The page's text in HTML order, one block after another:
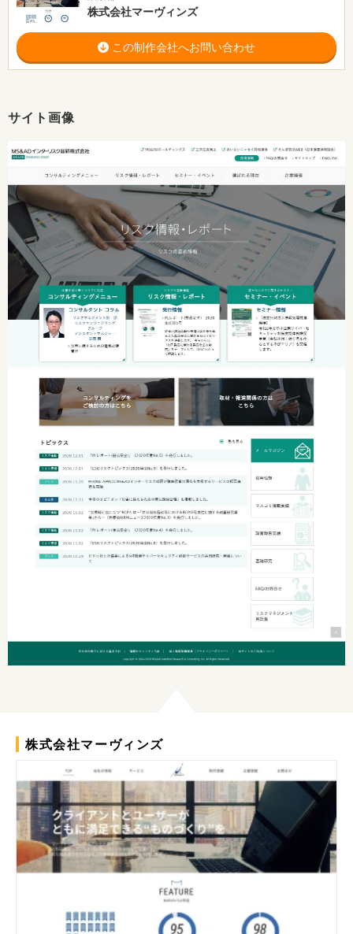
サイト画像
株式会社マーヴィンズ
この制作会社へお問い合わせ
株式会社マーヴィンズ